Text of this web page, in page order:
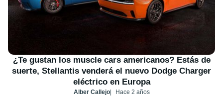
¿Te gustan los muscle cars americanos? Estás de
suerte, Stellantis venderá el nuevo Dodge Charger
eléctrico en Europa
Alber Callejo Hace 2 años